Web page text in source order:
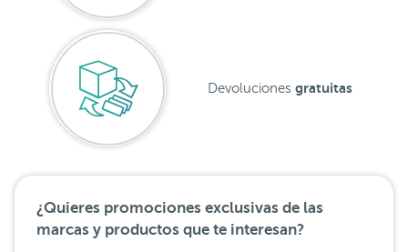
Devoluciones gratuitas
¿Quieres promociones exclusivas de las
marcas y productos que te interesan?